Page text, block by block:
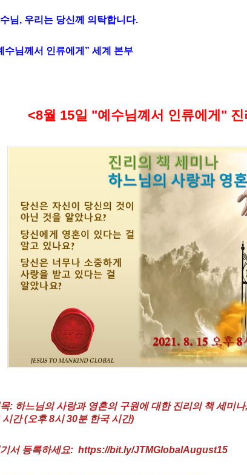
님, 우리는 당신께 의탁합니다.
수님께서 인류에게” 세계 본부
<8월 15일 "예수님꼐서 인류에게"
: 하느님의 사랑과 영혼의 구원에 대한 진리의 책 세미
시간 (오후 8시 30분 한국 시간)
서 등록하세요: https://bit.ly/JTMGlobalAugust15